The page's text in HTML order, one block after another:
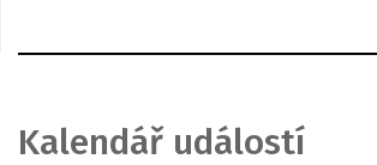
Kalendář událostí